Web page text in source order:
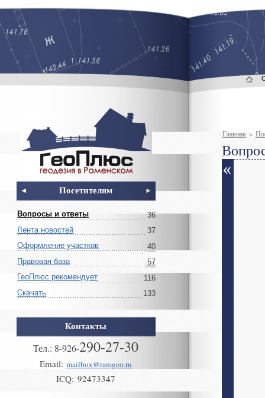
Посетителям
Вопросы и ответы
36
Лента новостей
37
Оформление участков
40
Правовая база
57
ГеоПлюс рекомендует
116
Скачать
133
Контакты
Тел.: 8-926-290-27-30
Email: mailbox@ramgeo.ru
ICQ: 92473347
Главная »